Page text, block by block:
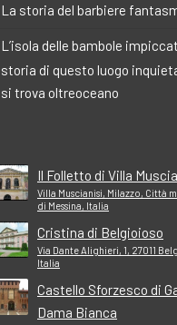
La storia del barbiere
L’isola delle bambole
storia di questo luogo
si trova oltreoceano
Il Folletto di Villa
Villa Muscianisi, Milazzo, Città
di Messina, Italia
Cristina di Belgioioso
Via Dante Alighieri, 1, 27011
Italia
Castello Sforzesco di
Dama Bianca